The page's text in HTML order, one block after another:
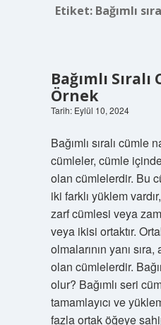
Etiket: Bağımlı
Bağımlı
Örnek
Tarih: Eylül 10, 2024
Bağımlı sıralı cümle
cümleler, cümle
olan cümlelerdir. Bu
iki farklı yüklem
zarf cümlesi veya
veya ikisi ortaktır.
olmalarının yanı
olan cümlelerdir.
olur? Bağımlı seri
tamamlayıcı ve
fazla ortak öğeye